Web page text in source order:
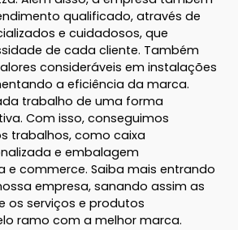
qualificado, através de
e cuidadosos, que
de cada cliente. Também
consideráveis em instalações
a eficiência da marca.
trabalho de uma forma
Com isso, conseguimos
trabalhos, como caixa
e embalagem
e commerce. Saiba mais entrando
empresa, sanando assim as
os serviços e produtos
ramo com a melhor marca.